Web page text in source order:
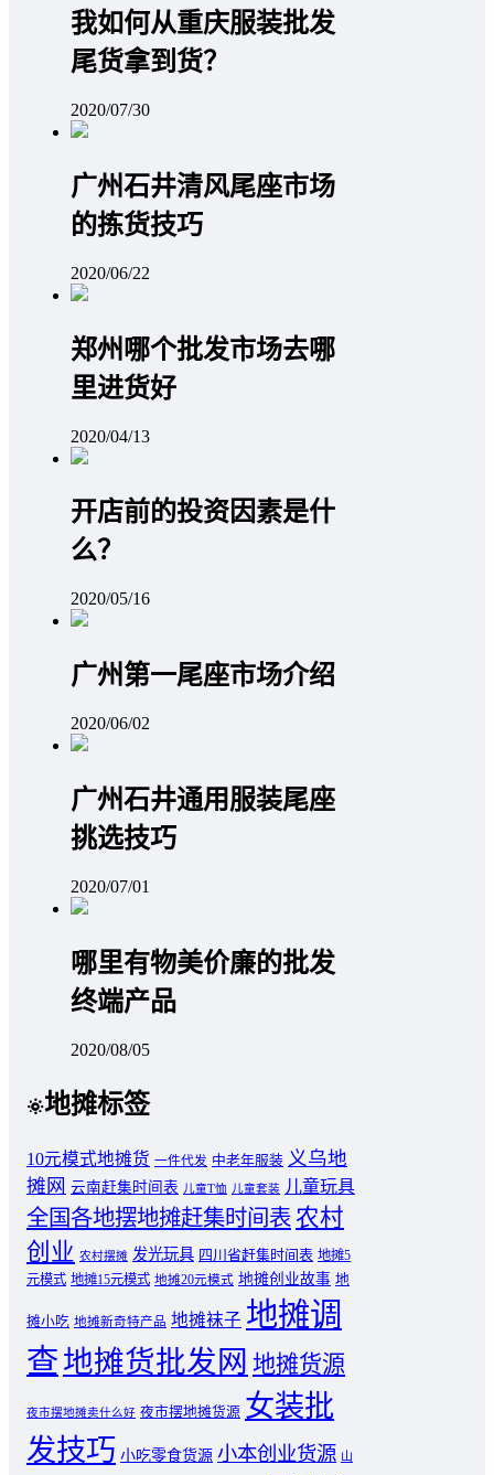
我如何从重庆服装批发
尾货拿到货？
2020/07/30
广州石井清风尾座市场
的拣货技巧
2020/06/22
郑州哪个批发市场去哪
里进货好
2020/04/13
开店前的投资因素是什
么？
2020/05/16
广州第一尾座市场介绍
2020/06/02
广州石井通用服装尾座
挑选技巧
2020/07/01
哪里有物美价廉的批发
终端产品
2020/08/05
地摊标签
10元模式地摊货 一件代发 中老年服装 义乌地
摊网 云南赶集时间表 儿童T恤 儿童套装 儿童玩具
全国各地摆地摊赶集时间表 农村
创业 农村摆摊 发光玩具 四川省赶集时间表 地摊5
元模式 地摊15元模式 地摊20元模式 地摊创业故事 地
摊小吃 地摊新奇特产品 地摊袜子 地摊调
查地摊货批发网 地摊货源
夜市摆地摊卖什么好 夜市摆地摊货源 女装批
发技巧 小吃零食货源 小本创业货源 山